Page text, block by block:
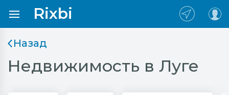
Rixbi
Назад
Недвижимость в Луге